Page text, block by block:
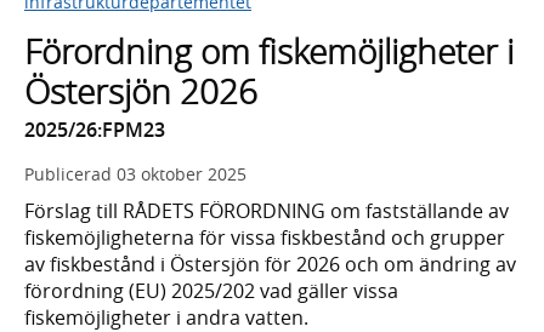
Förordning om fiskemöjligheter i
Östersjön 2026
2025/26:FPM23
Publicerad 03 oktober 2025
Förslag till RÅDETS FÖRORDNING om fastställande av
fiskemöjligheterna för vissa fiskbestånd och grupper
av fiskbestånd i Östersjön för 2026 och om ändring av
förordning (EU) 2025/202 vad gäller vissa
fiskemöjligheter i andra vatten.